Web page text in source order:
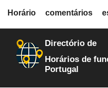
loja-de-informatica
Directório de
Horários de
Portugal
Horário comentários